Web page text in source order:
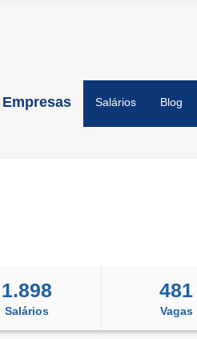
Salários Blog
1.898
Salários
481
Vagas